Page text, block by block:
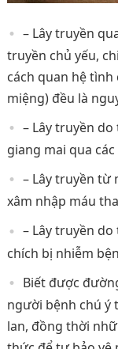
– Lây truyền
truyền chủ yếu,
cách quan hệ
miệng) đều là
– Lây truyền
giang mai qua
– Lây truyền từ
xâm nhập máu
– Lây truyền
chích bị nhiễm
Biết được
người bệnh chú ý
lan, đồng thời